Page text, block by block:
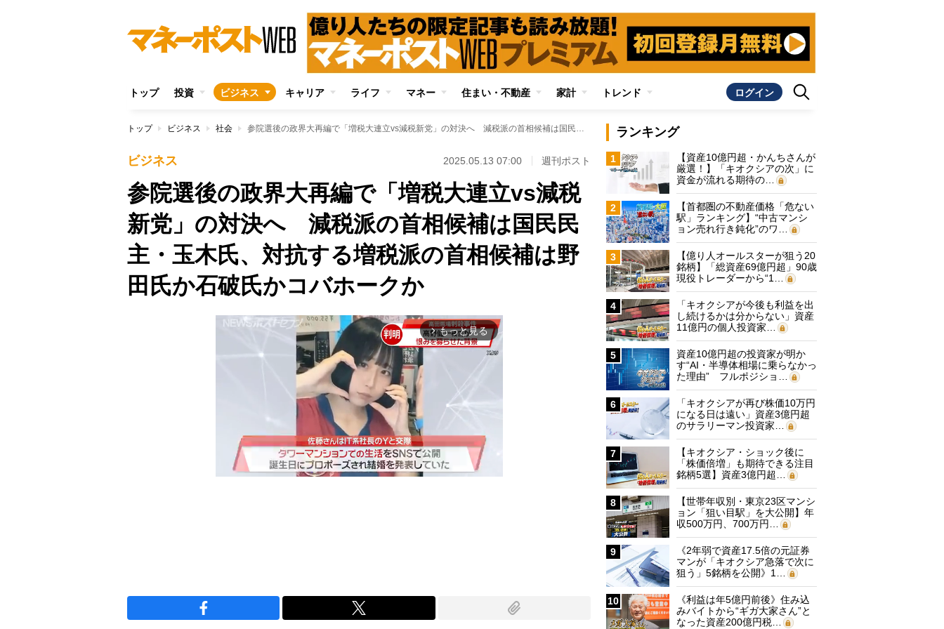
トップ 投資 ビジネス キャリア ライフ マネー 住まい・不動産 家計 トレンド ログイン
トップ ビジネス 社会 参院選後の政界大再編で「増税大連立vs減税新党」の対決へ 減税派の首相候補は国民民主・玉木氏、対抗する増税派の首相候補は野田氏か石破氏かコバホークか
ビジネス 2025.05.13 07:00 週刊ポスト
参院選後の政界大再編で「増税大連立vs減税
新党」の対決へ 減税派の首相候補は国民民
主・玉木氏、対抗する増税派の首相候補は野
田氏か石破氏かコバホークか
arrow_forward_ios もっと見る
ランキング
1
【資産10億円超・かんちさんが
厳選！】「キオクシアの次」に
資金が流れる期待の…
2
【首都圏の不動産価格「危ない
駅」ランキング】“中古マンシ
ョン売れ行き鈍化”のワ…
3
【億り人オールスターが狙う20
銘柄】「総資産69億円超」90歳
現役トレーダーから“1…
4
「キオクシアが今後も利益を出
し続けるかは分からない」資産
11億円の個人投資家…
5
資産10億円超の投資家が明か
す“AI・半導体相場に乗らなかっ
た理由” フルポジショ…
6
「キオクシアが再び株価10万円
になる日は遠い」資産3億円超
のサラリーマン投資家…
7
【キオクシア・ショック後に
「株価倍増」も期待できる注目
銘柄5選】資産3億円超…
8
【世帯年収別・東京23区マンシ
ョン「狙い目駅」を大公開】年
収500万円、700万円…
9
《2年弱で資産17.5倍の元証券
マンが「キオクシア急落で次に
狙う」5銘柄を公開》1…
10
《利益は年5億円前後》住み込
みバイトから“ギガ大家さん”と
なった資産200億円税…